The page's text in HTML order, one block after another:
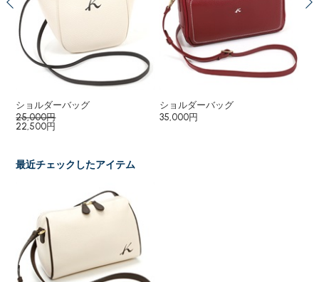
ショルダーバッグ
25,000円
22,500円
ショルダーバッグ
35,000円
最近チェックしたアイテム